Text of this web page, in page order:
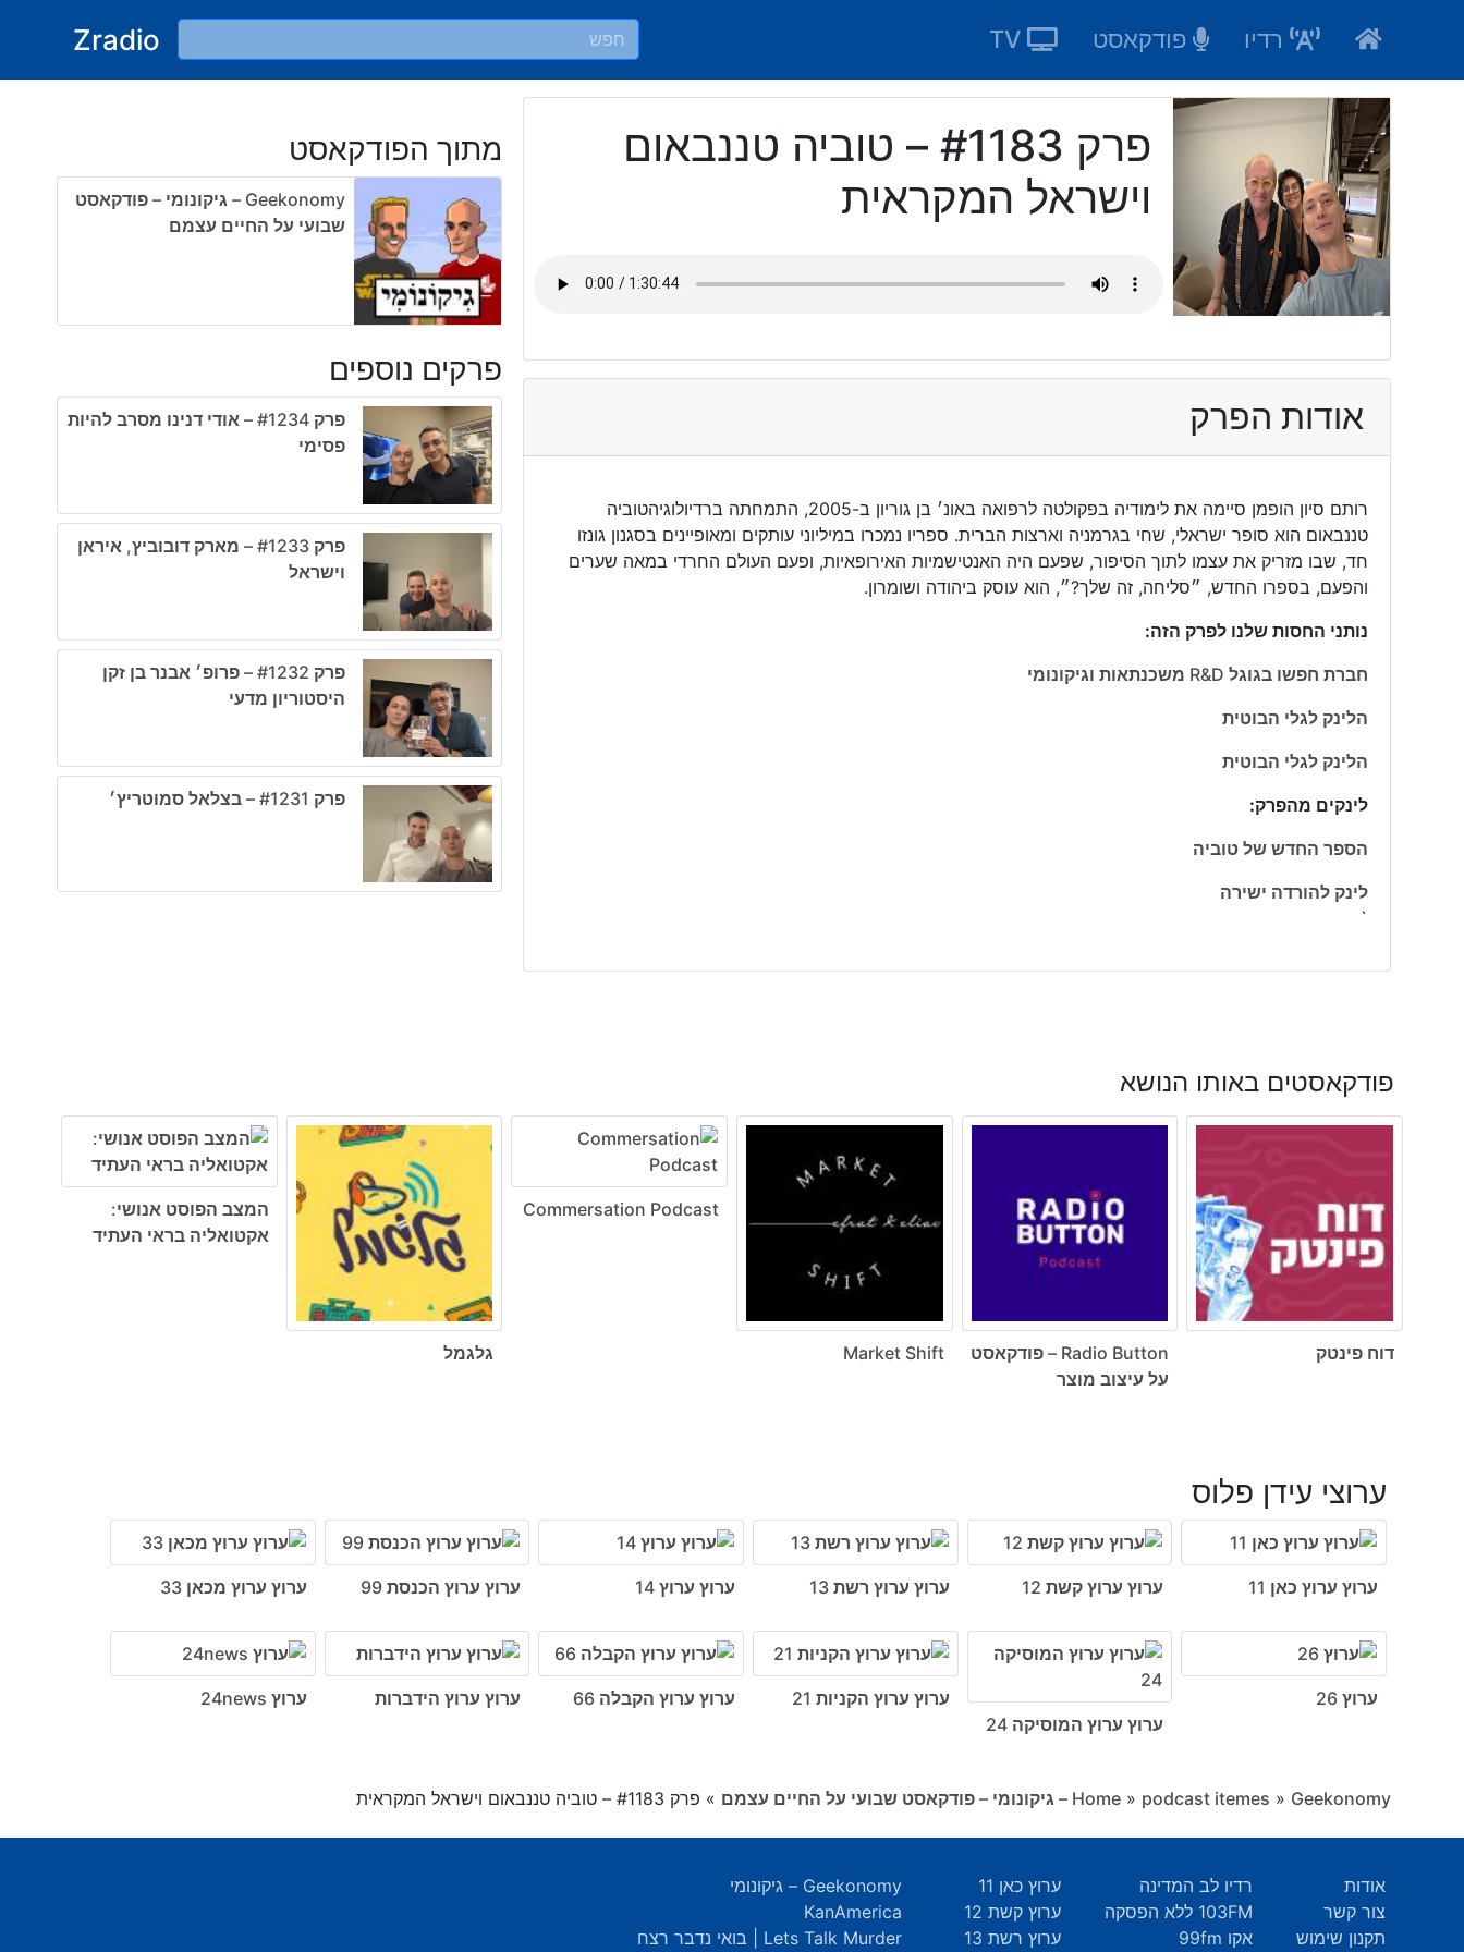
Zradio רדיו פודקאסט
פרק #1183 – טוביה טננבאום
וישראל המקראית
אודות הפרק
רותם סיון הופמן סיימה את לימודיה בפקולטה לרפואה באונ׳ בן גוריון ב-2005, התמחתה ברדיולוגיהטוביה
טננבאום הוא סופר ישראלי, שחי בגרמניה וארצות הברית. ספריו נמכרו במיליוני עותקים ומאופיינים בסגנון גונזו
חד, שבו מזריק את עצמו לתוך הסיפור, שפעם היה האנטישמיות האירופאיות, ופעם העולם החרדי במאה שערים
והפעם, בספרו החדש, ״סליחה, זה שלך?״, הוא עוסק ביהודה ושומרון.
נותני החסות שלנו לפרק הזה:
חברת חפשו בגוגל R&D משכנתאות וגיקונומי
הלינק לגלי הבוטית
הלינק לגלי הבוטית
לינקים מהפרק:
הספר החדש של טוביה
לינק להורדה ישירה
`
מתוך הפודקאסט
Geekonomy – גיקונומי – פודקאסט
שבועי על החיים עצמם
פרקים נוספים
פרק #1234 – אודי דנינו מסרב להיות
פסימי
פרק #1233 – מארק דובוביץ, איראן
וישראל
פרק #1232 – פרופ׳ אבנר בן זקן
היסטוריון מדעי
פרק #1231 – בצלאל סמוטריץ׳
פודקאסטים באותו הנושא
דוח פינטק
Radio Button – פודקאסט
על עיצוב מוצר
Market Shift
Commersation Podcast
גלגמל
המצב הפוסט אנושי:
אקטואליה בראי העתיד
ערוצי עידן פלוס
ערוץ ערוץ כאן 11 ערוץ ערוץ קשת 12 ערוץ ערוץ רשת 13 ערוץ ערוץ 14 ערוץ ערוץ הכנסת 99 ערוץ ערוץ מכאן 33
ערוץ 26
ערוץ ערוץ המוסיקה 24
ערוץ ערוץ הקניות 21 ערוץ ערוץ הקבלה 66 ערוץ ערוץ הידברות ערוץ 24news
Home » podcast itemes » Geekonomy – גיקונומי – פודקאסט שבועי על החיים עצמם » פרק #1183 – טוביה טננבאום וישראל המקראית
אודות
צור קשר
תקנון שימוש
רדיו לב המדינה
103FM ללא הפסקה
אקו 99fm
ערוץ כאן 11
ערוץ קשת 12
ערוץ רשת 13
Geekonomy – גיקונומי
KanAmerica
Lets Talk Murder | בואי נדבר רצח